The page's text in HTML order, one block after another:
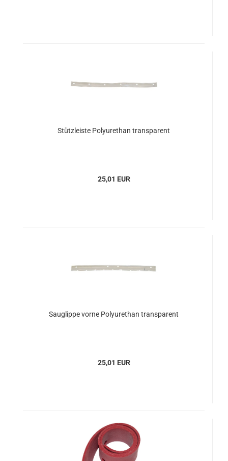
Stützleiste Polyurethan transparent
25,01 EUR
Sauglippe vorne Polyurethan transparent
25,01 EUR